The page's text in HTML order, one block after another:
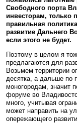
Свободного порта
инвесторам, только
правильная
развитие Дальнего
если этого не будет.
Поэтому в целом я
предлагаются для
Возьмем территории
десятка, а дальше по
моногородам, значит
форуме во
много, учитывая
может направить на
опережающего